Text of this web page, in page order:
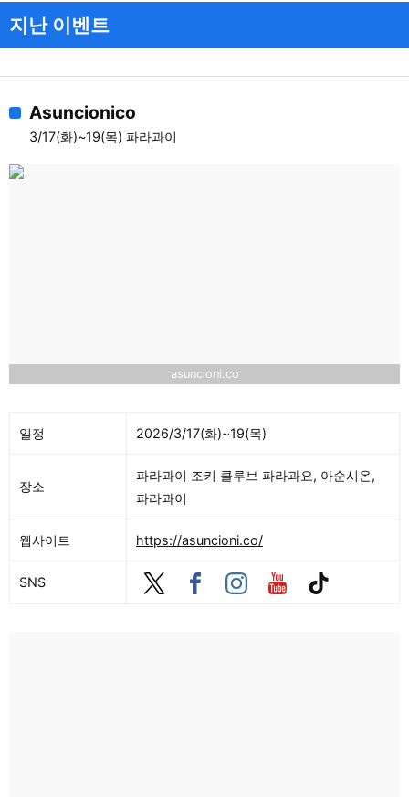
지난 이벤트
Asuncionico
3/17(화)~19(목) 파라과이
asuncioni.co
일정 2026/3/17(화)~19(목)
장소
파라과이 조키 클루브 파라과요, 아순시온,
파라과이
웹사이트 https://asuncioni.co/
SNS